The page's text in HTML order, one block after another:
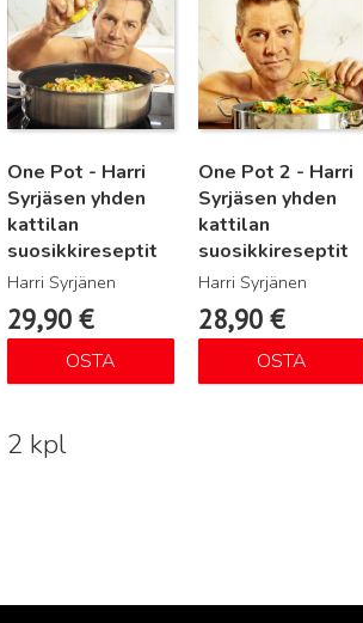
One Pot - Harri
Syrjäsen yhden
kattilan
suosikkireseptit
Harri Syrjänen
29,90 €
OSTA
One Pot 2 - Harri
Syrjäsen yhden
kattilan
suosikkireseptit
Harri Syrjänen
28,90 €
OSTA
2 kpl